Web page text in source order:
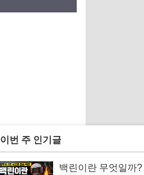
이번 주 인기글
백린이란 무엇일까?